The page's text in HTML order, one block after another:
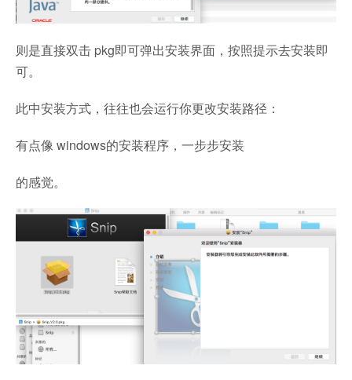
则是直接双击 pkg即可弹出安装界面，按照提示去安装即
可。
此中安装方式，往往也会运行你更改安装路径：
有点像 windows的安装程序，一步步安装
的感觉。